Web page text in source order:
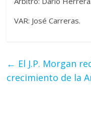
VAR: José Carreras.
← El J.P. Morgan
crecimiento de la